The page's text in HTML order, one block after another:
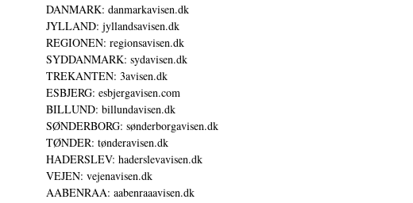
DANMARK: danmarkavisen.dk
JYLLAND: jyllandsavisen.dk
REGIONEN: regionsavisen.dk
SYDDANMARK: sydavisen.dk
TREKANTEN: 3avisen.dk
ESBJERG: esbjergavisen.com
BILLUND: billundavisen.dk
SØNDERBORG: sønderborgavisen.dk
TØNDER: tønderavisen.dk
HADERSLEV: haderslevavisen.dk
VEJEN: vejenavisen.dk
AABENRAA: aabenraaavisen.dk